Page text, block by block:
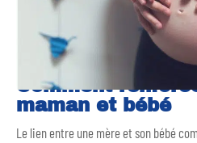
Comment
maman et bébé
Le lien entre une mère et son bébé